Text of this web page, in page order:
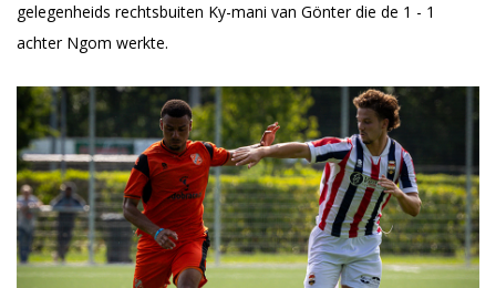
gelegenheids rechtsbuiten Ky-mani van Gönter die de 1 - 1
achter Ngom werkte.